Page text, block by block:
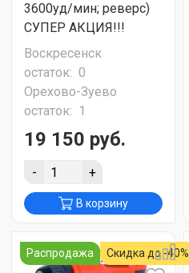
3600уд/мин; реверс)
СУПЕР АКЦИЯ!!!
Воскресенск
остаток: 0
Орехово-Зуево
остаток: 1
19 150 руб.
- +
В корзину
Распродажа Скидка до -40%